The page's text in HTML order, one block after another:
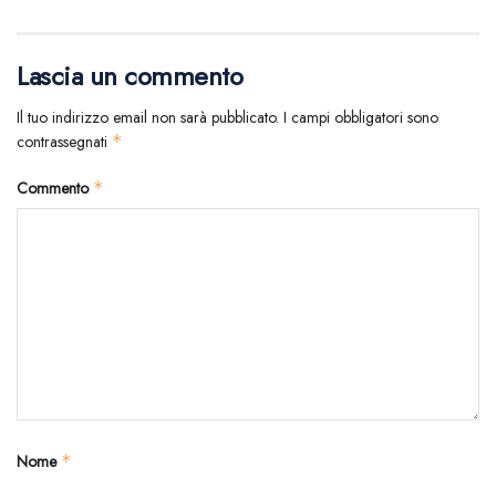
Lascia un commento
Il tuo indirizzo email non sarà pubblicato. I campi obbligatori sono
contrassegnati *
Commento *
Nome *